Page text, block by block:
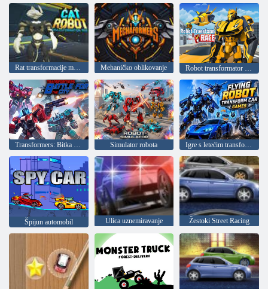
Rat transformacije mačjeg robota Mehaničko oblikovanje Robot transformator trči
Transformers: Bitka za grad Simulator robota Igre s letećim transformirajućim robotima
Špijun automobil Ulica uznemiravanje Žestoki Street Racing